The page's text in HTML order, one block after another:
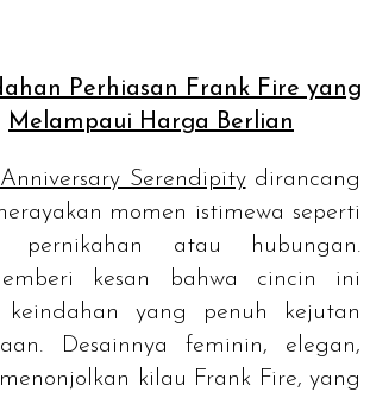
Perhiasan Frank Fire yang
Melampaui Harga Berlian
Anniversary Serendipitydirancang
momen istimewa seperti
pernikahan atau hubungan.
kesan bahwa cincin ini
keindahan yang penuh kejutan
Desainnya feminin, elegan,
kilau Frank Fire, yang